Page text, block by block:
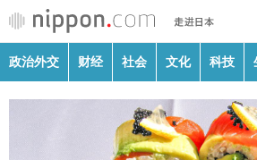
政治外交 财经 社会 文化 科技